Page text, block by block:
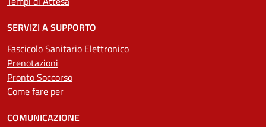
SERVIZI A SUPPORTO
Fascicolo Sanitario Elettronico
Prenotazioni
Pronto Soccorso
Come fare per
COMUNICAZIONE